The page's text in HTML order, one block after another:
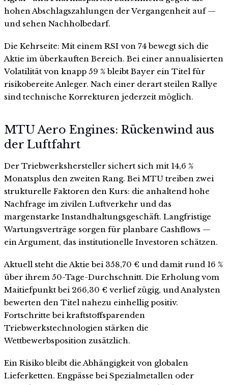
hohen Abschlagszahlungen der Vergangenheit auf —
und sehen Nachholbedarf.
Die Kehrseite: Mit einem RSI von 74 bewegt sich die
Aktie im überkauften Bereich. Bei einer annualisierten
Volatilität von knapp 59 % bleibt Bayer ein Titel für
risikobereite Anleger. Nach einer derart steilen Rallye
sind technische Korrekturen jederzeit möglich.
MTU Aero Engines: Rückenwind aus
der Luftfahrt
Der Triebwerkshersteller sichert sich mit 14,6 %
Monatsplus den zweiten Rang. Bei MTU treiben zwei
strukturelle Faktoren den Kurs: die anhaltend hohe
Nachfrage im zivilen Luftverkehr und das
margenstarke Instandhaltungsgeschäft. Langfristige
Wartungsverträge sorgen für planbare Cashflows —
ein Argument, das institutionelle Investoren schätzen.
Aktuell steht die Aktie bei 358,70 € und damit rund 16 %
über ihrem 50-Tage-Durchschnitt. Die Erholung vom
Maitiefpunkt bei 266,30 € verlief zügig, und Analysten
bewerten den Titel nahezu einhellig positiv.
Fortschritte bei kraftstoffsparenden
Triebwerkstechnologien stärken die
Wettbewerbsposition zusätzlich.
Ein Risiko bleibt die Abhängigkeit von globalen
Lieferketten. Engpässe bei Spezialmetallen oder